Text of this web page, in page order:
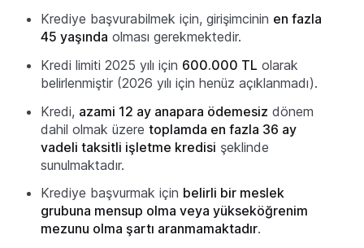
Krediye başvurabilmek için, girişimcinin en fazla
45 yaşında olması gerekmektedir.
Kredi limiti 2025 yılı için 600.000 TL olarak
belirlenmiştir (2026 yılı için henüz açıklanmadı).
Kredi, azami 12 ay anapara ödemesiz dönem
dahil olmak üzere toplamda en fazla 36 ay
vadeli taksitli işletme kredisi şeklinde
sunulmaktadır.
Krediye başvurmak için belirli bir meslek
grubuna mensup olma veya yükseköğrenim
mezunu olma şartı aranmamaktadır.